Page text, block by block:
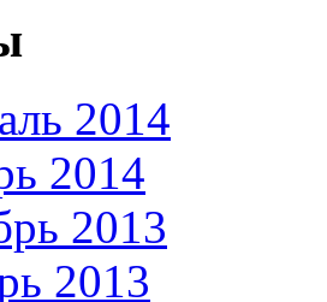
2014
2014
2013
2013